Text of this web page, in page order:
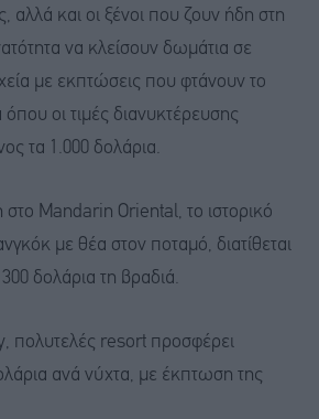
αλλά και οι ξένοι που ζουν ήδη στη
να κλείσουν δωμάτια σε
με εκπτώσεις που φτάνουν το
οι τιμές διανυκτέρευσης
τα 1.000 δολάρια.
στο Mandarin Oriental, το ιστορικό
με θέα στον ποταμό, διατίθεται
δολάρια τη βραδιά.
πολυτελές resort προσφέρει
ανά νύχτα, με έκπτωση της